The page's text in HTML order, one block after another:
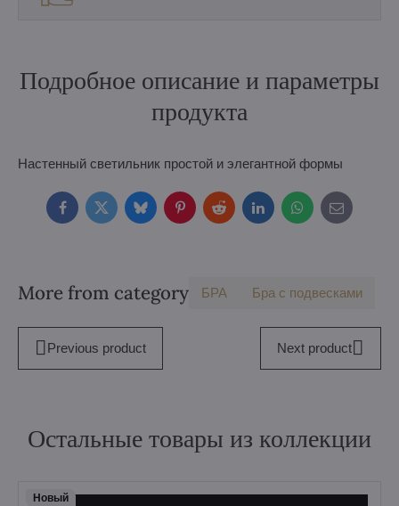
Подробное описание и параметры
продукта
Настенный светильник простой и элегантной формы
FacebookTwitterBlueskyPinterestRedditLinkedInWhatsApp
E-
mail
More from category БPA Бра с подвесками
Previous product Next product
Остальные товары из коллекции
Hовый